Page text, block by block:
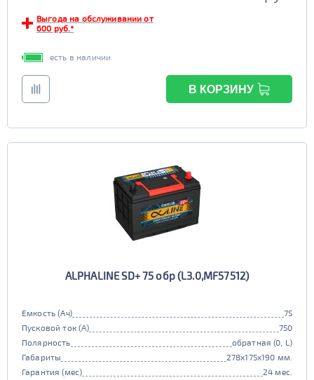
Выгода на обслуживании от
600 руб.*
есть в наличии
В КОРЗИНУ
ALPHALINE SD+ 75 обр (L3.0,MF57512)
Емкость (Ач)
75
Пусковой ток (А)
750
Полярность
обратная (0, L)
Габариты
278x175x190 мм.
Гарантия (мес)
24 мес.